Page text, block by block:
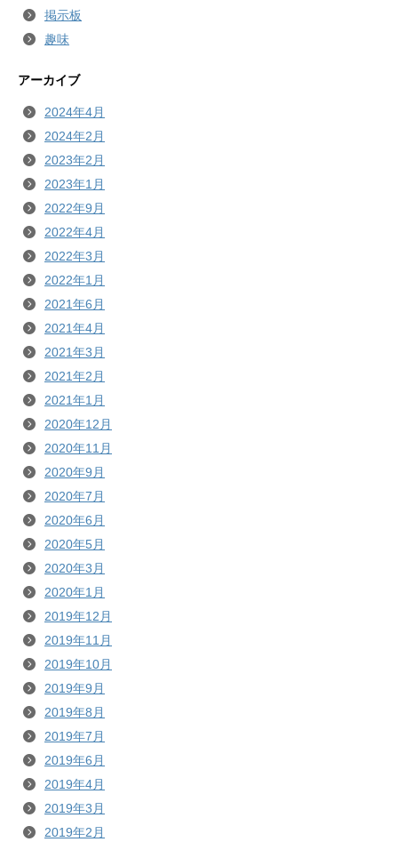
掲示板
趣味
アーカイブ
2024年4月
2024年2月
2023年2月
2023年1月
2022年9月
2022年4月
2022年3月
2022年1月
2021年6月
2021年4月
2021年3月
2021年2月
2021年1月
2020年12月
2020年11月
2020年9月
2020年7月
2020年6月
2020年5月
2020年3月
2020年1月
2019年12月
2019年11月
2019年10月
2019年9月
2019年8月
2019年7月
2019年6月
2019年4月
2019年3月
2019年2月